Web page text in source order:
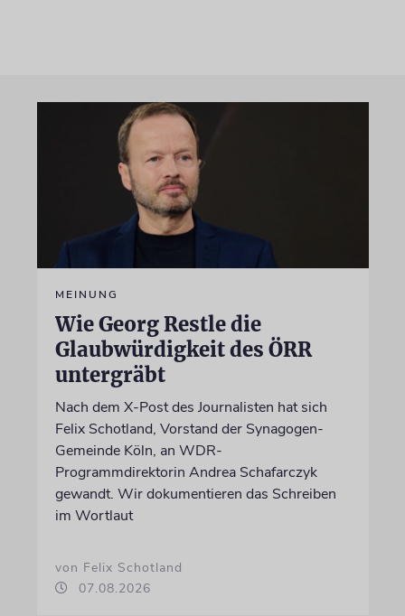
MEINUNG
Wie Georg Restle die
Glaubwürdigkeit des ÖRR
untergräbt
Nach dem X-Post des Journalisten hat sich
Felix Schotland, Vorstand der Synagogen-
Gemeinde Köln, an WDR-
Programmdirektorin Andrea Schafarczyk
gewandt. Wir dokumentieren das Schreiben
im Wortlaut
von Felix Schotland
07.08.2026